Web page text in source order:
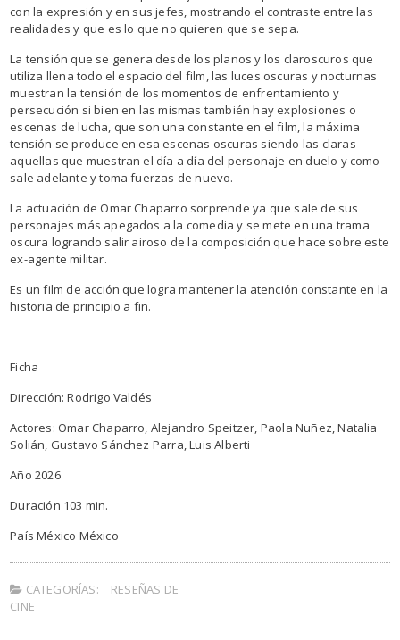
con la expresión y en sus jefes, mostrando el contraste entre las
realidades y que es lo que no quieren que se sepa.
La tensión que se genera desde los planos y los claroscuros que
utiliza llena todo el espacio del film, las luces oscuras y nocturnas
muestran la tensión de los momentos de enfrentamiento y
persecución si bien en las mismas también hay explosiones o
escenas de lucha, que son una constante en el film, la máxima
tensión se produce en esa escenas oscuras siendo las claras
aquellas que muestran el día a día del personaje en duelo y como
sale adelante y toma fuerzas de nuevo.
La actuación de Omar Chaparro sorprende ya que sale de sus
personajes más apegados a la comedia y se mete en una trama
oscura logrando salir airoso de la composición que hace sobre este
ex-agente militar.
Es un film de acción que logra mantener la atención constante en la
historia de principio a fin.
Ficha
Dirección: Rodrigo Valdés
Actores: Omar Chaparro, Alejandro Speitzer, Paola Nuñez, Natalia
Solián, Gustavo Sánchez Parra, Luis Alberti
Año 2026
Duración 103 min.
País México México
CATEGORÍAS:
RESEÑAS DE
CINE